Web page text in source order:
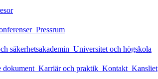
Pressrum
säkerhetsakademin Universitet och högskola
dokument Karriär och praktik Kontakt Kansliet